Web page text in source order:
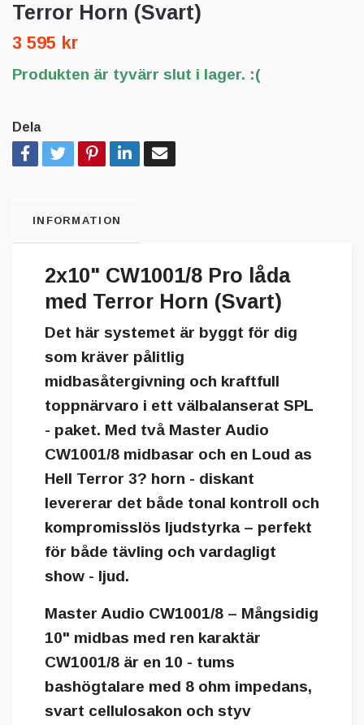
Terror Horn (Svart)
3 595 kr
Produkten är tyvärr slut i lager. :(
Dela
INFORMATION
2x10" CW1001/8 Pro låda
med Terror Horn (Svart)
Det här systemet är byggt för dig
som kräver pålitlig
midbasåtergivning och kraftfull
toppnärvaro i ett välbalanserat SPL
- paket. Med två Master Audio
CW1001/8 midbasar och en Loud as
Hell Terror 3? horn - diskant
levererar det både tonal kontroll och
kompromisslös ljudstyrka – perfekt
för både tävling och vardagligt
show - ljud.
Master Audio CW1001/8 – Mångsidig
10" midbas med ren karaktär
CW1001/8 är en 10 - tums
bashögtalare med 8 ohm impedans,
svart cellulosakon och styv